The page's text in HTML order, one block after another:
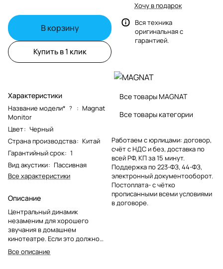
В корзину
Купить в 1 клик
Характеристики
Название модели* ? : Magnat
Monitor
Цвет: Черный
Страна производства: Китай
Гарантийный срок: 1
Вид акустики: Пассивная
Все характеристики
Описание
Центральный динамик
незаменим для хорошего
звучания в домашнем
кинотеатре. Если это должно
быть немного компактнее, S 12 C
- идеальный выбор. Благодаря
Все описание
Хочу в подарок
Вся техника
оригинальная с
гарантией.
Все товары MAGNAT
Все товары категории
Работаем с юрлицами: договор,
счёт с НДС и без, доставка по
всей РФ, КП за 15 минут.
Поддержка по 223-ФЗ, 44-ФЗ,
электронный документооборот.
Постоплата- с чётко
прописанными всеми условиями
в договоре.